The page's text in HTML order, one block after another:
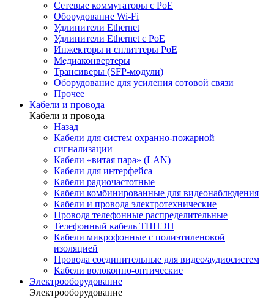
Сетевые коммутаторы с PoE
Оборудование Wi-Fi
Удлинители Ethernet
Удлинители Ethernet с PoE
Инжекторы и сплиттеры PoE
Медиаконвертеры
Трансиверы (SFP-модули)
Оборудование для усиления сотовой связи
Прочее
Кабели и провода
Кабели и провода
Назад
Кабели для систем охранно-пожарной
сигнализации
Кабели «витая пара» (LAN)
Кабели для интерфейса
Кабели радиочастотные
Кабели комбинированные для видеонаблюдения
Кабели и провода электротехнические
Провода телефонные распределительные
Телефонный кабель ТППЭП
Кабели микрофонные с полиэтиленовой
изоляцией
Провода соединительные для видео/аудиосистем
Кабели волоконно-оптические
Электрооборудование
Электрооборудование